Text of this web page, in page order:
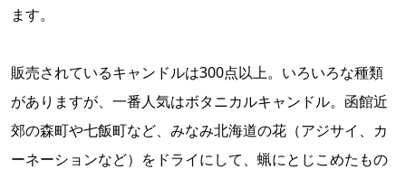
ます。
販売されているキャンドルは300点以上。いろいろな種類
がありますが、一番人気はボタニカルキャンドル。函館近
郊の森町や七飯町など、みなみ北海道の花（アジサイ、カ
ーネーションなど）をドライにして、蝋にとじこめたもの